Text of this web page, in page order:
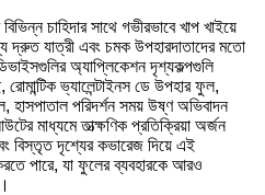
চাহিদার সাথে গভীরভাবে খাপ খাইয়ে
দ্রুত যাত্রী এবং চমক উপহারদাতাদের মতো
অ্যাপ্লিকেশন দৃশ্যকল্পগুলি
ভ্যালেন্টাইনস ডে উপহার ফুল,
হাসপাতাল পরিদর্শন সময় উষ্ণ অভিবাদন
মাধ্যমে তাত্ক্ষণিক প্রতিক্রিয়া অর্জন
বিস্তৃত দৃশ্যের কভারেজ দিয়ে এই
পারে, যা ফুলের ব্যবহারকে আরও